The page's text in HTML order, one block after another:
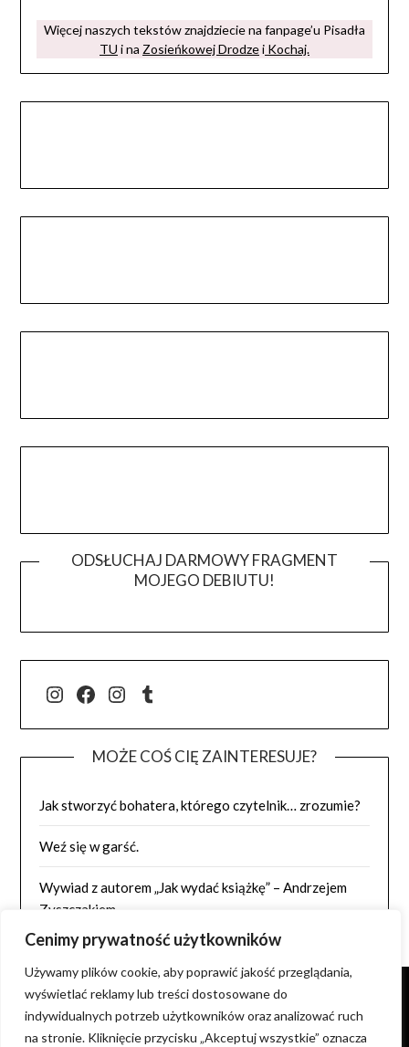
Cenimy prywatność użytkowników
Używamy plików cookie, aby poprawić jakość przeglądania,
wyświetlać reklamy lub treści dostosowane do
indywidualnych potrzeb użytkowników oraz analizować ruch
na stronie. Kliknięcie przycisku „Akceptuj wszystkie” oznacza
Więcej naszych tekstów znajdziecie na fanpage’u Pisadła
TU i na Zosieńkowej Drodzei Kochaj.
ODSŁUCHAJ DARMOWY FRAGMENT
MOJEGO DEBIUTU!
@j.luszynska
Facebook
@pisadlo_luszynska
Tumblr
MOŻE COŚ CIĘ ZAINTERESUJE?
Jak stworzyć bohatera, którego czytelnik… zrozumie?
Weź się w garść.
Wywiad z autorem „Jak wydać książkę” – Andrzejem
Zyszczakiem
NIE WYRAŻAM ZGODY NA KOPIOWANIE ZDJĘĆ I TREŚCI
ORAZ WYKORZYSTYWANIE ICH NA INNYCH STRONACH.